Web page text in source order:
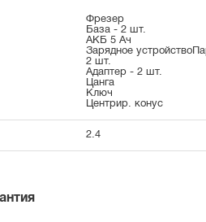
Фрезер
База - 2 шт.
АКБ 5 Ач
Зарядное
2 шт.
Адаптер - 2 шт.
Цанга
Ключ
Центрир. конус
2.4